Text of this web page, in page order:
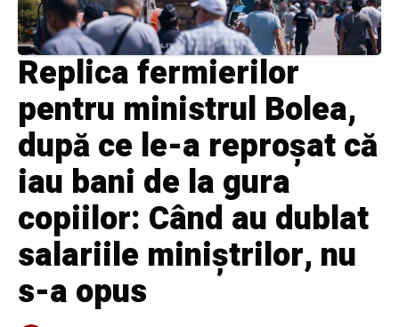
Replica fermierilor
pentru ministrul Bolea,
după ce le-a reproșat că
iau bani de la gura
copiilor: Când au dublat
salariile miniștrilor, nu
s-a opus